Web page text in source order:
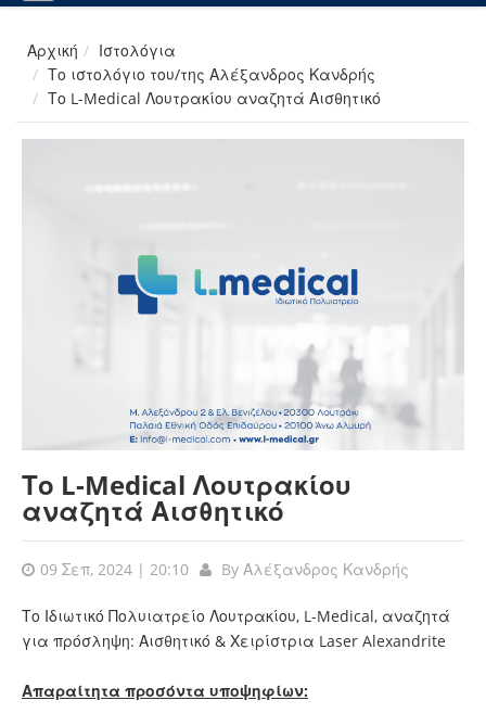
Αρχική
Ιστολόγια
Το ιστολόγιο του/της Αλέξανδρος Κανδρής
Το L-Medical Λουτρακίου αναζητά Αισθητικό
Το L-Medical Λουτρακίου
αναζητά Αισθητικό
09 Σεπ, 2024 | 20:10 By Αλέξανδρος Κανδρής
Το Ιδιωτικό Πολυιατρείο Λουτρακίου, L-Medical, αναζητά
για πρόσληψη: Αισθητικό & Χειρίστρια Laser Alexandrite
Απαραίτητα προσόντα υποψηφίων: